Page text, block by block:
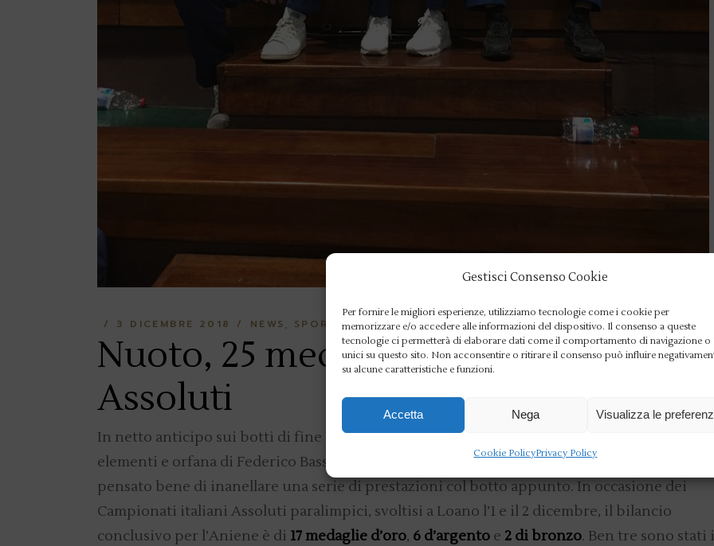
Gestisci Consenso Cookie
Per fornire le migliori esperienze, utilizziamo tecnologie come i cookie per
memorizzare e/o accedere alle informazioni del dispositivo. Il consenso a queste
tecnologie ci permetterà di elaborare dati come il comportamento di navigazione o
unici su questo sito. Non acconsentire o ritirare il consenso può influire
su alcune caratteristiche e funzioni.
Accetta Nega Visualizza le
Cookie PolicyPrivacy Policy
3 DICEMBRE 2018 NEWS SPORT PARALIMPICI
Nuoto, 25 medaglie ai Campionati
Assoluti
In netto anticipo sui botti di fine anno, la nostra rappresentativa, seppur composta da solo 6
elementi e orfana di Federico Bassani, cui vanno i migliori auguri di pronta guarigione, ha
pensato bene di inanellare una serie di prestazioni col botto appunto. In occasione dei
Campionati italiani Assoluti paralimpici, svoltisi a Loano l’1 e il 2 dicembre, il bilancio
conclusivo per l’Aniene è di 17 medaglie d’oro, 6 d’argento e 2 di bronzo. Ben tre sono stati i